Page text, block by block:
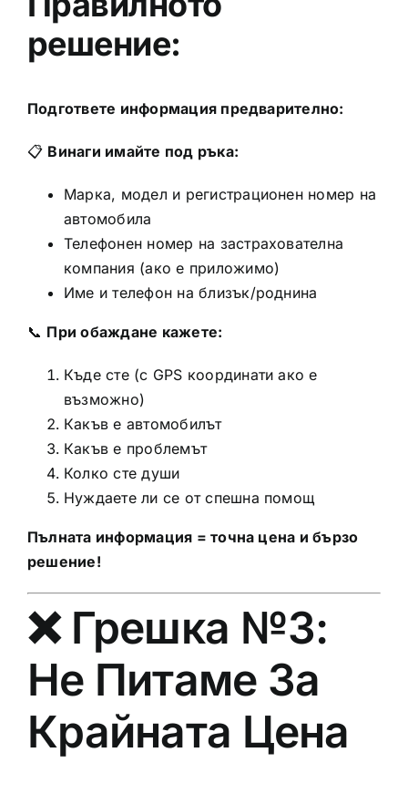
решение:
Подгответе информация предварително:
📋 Винаги имайте под ръка:
Марка, модел и регистрационен номер на
автомобила
Телефонен номер на застрахователна
компания (ако е приложимо)
Име и телефон на близък/роднина
📞 При обаждане кажете:
Къде сте (с GPS координати ако е
възможно)
Какъв е автомобилът
Какъв е проблемът
Колко сте души
Нуждаете ли се от спешна помощ
Пълната информация = точна цена и бързо
решение!
❌ Грешка №3:
Не Питаме За
Крайната Цена